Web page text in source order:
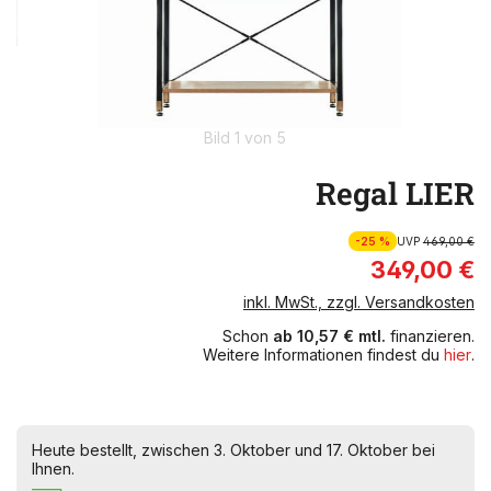
Bild 1 von 5
Regal LIER
-25 % UVP469,00 €
349,00 €
inkl. MwSt., zzgl. Versandkosten
Schon ab 10,57 € mtl. finanzieren.
Weitere Informationen findest du hier.
Heute bestellt, zwischen 3. Oktober und 17. Oktober bei
Ihnen.